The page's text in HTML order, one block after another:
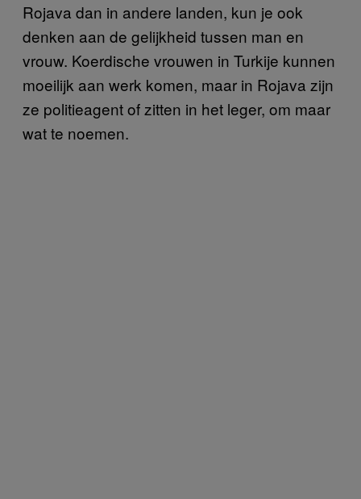
Rojava dan in andere landen, kun je ook
denken aan de gelijkheid tussen man en
vrouw. Koerdische vrouwen in Turkije kunnen
moeilijk aan werk komen, maar in Rojava zijn
ze politieagent of zitten in het leger, om maar
wat te noemen.